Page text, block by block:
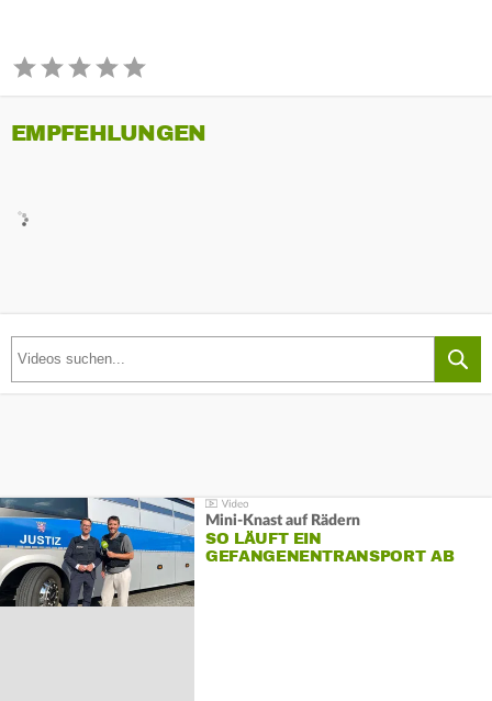
EMPFEHLUNGEN
Mini-Knast auf Rädern
SO LÄUFT EIN
GEFANGENENTRANSPORT AB